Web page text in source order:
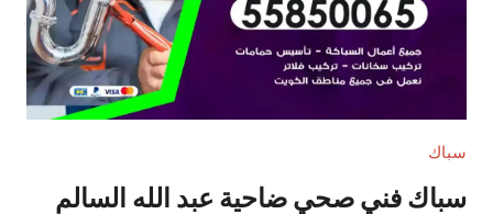
سباك
سباك فني صحي ضاحية عبد الله السالم